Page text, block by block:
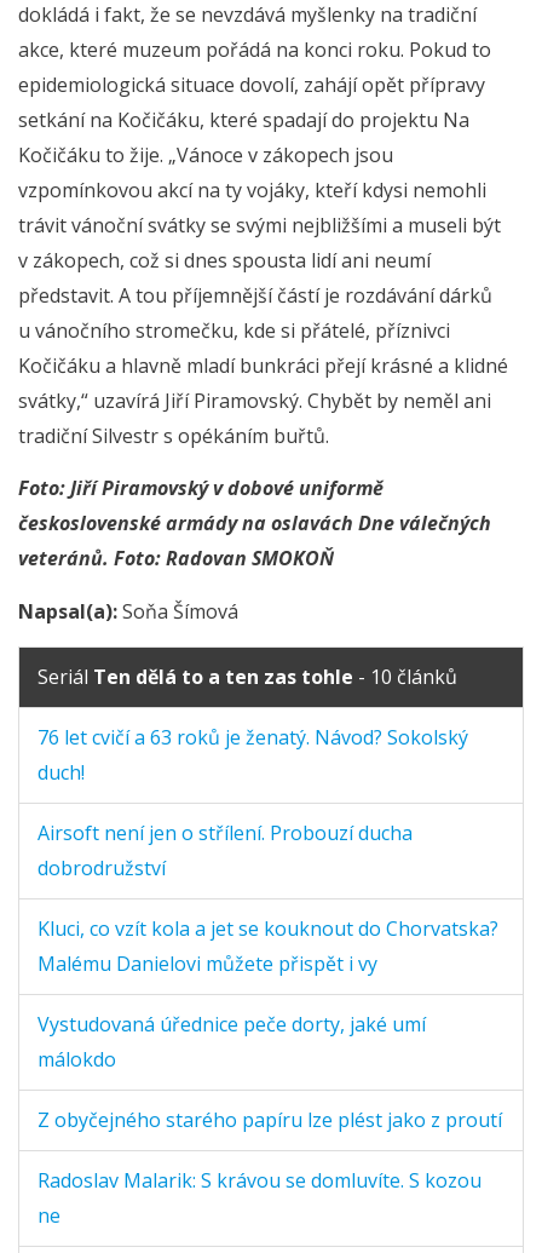
dokládá i fakt, že se nevzdává myšlenky na tradiční
akce, které muzeum pořádá na konci roku. Pokud to
epidemiologická situace dovolí, zahájí opět přípravy
setkání na Kočičáku, které spadají do projektu Na
Kočičáku to žije. „Vánoce v zákopech jsou
vzpomínkovou akcí na ty vojáky, kteří kdysi nemohli
trávit vánoční svátky se svými nejbližšími a museli být
v zákopech, což si dnes spousta lidí ani neumí
představit. A tou příjemnější částí je rozdávání dárků
u vánočního stromečku, kde si přátelé, příznivci
Kočičáku a hlavně mladí bunkráci přejí krásné a klidné
svátky,“ uzavírá Jiří Piramovský. Chybět by neměl ani
tradiční Silvestr s opékáním buřtů.
Foto: Jiří Piramovský v dobové uniformě
československé armády na oslavách Dne válečných
veteránů. Foto: Radovan SMOKOŇ
Napsal(a):Soňa Šímová
Seriál Ten dělá to a ten zas tohle - 10 článků
76 let cvičí a 63 roků je ženatý. Návod? Sokolský
duch!
Airsoft není jen o střílení. Probouzí ducha
dobrodružství
Kluci, co vzít kola a jet se kouknout do Chorvatska?
Malému Danielovi můžete přispět i vy
Vystudovaná úřednice peče dorty, jaké umí
málokdo
Z obyčejného starého papíru lze plést jako z proutí
Radoslav Malarik: S krávou se domluvíte. S kozou
ne